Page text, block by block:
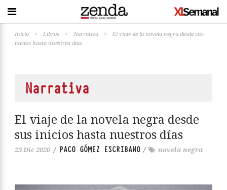
Inicio > Libros > Narrativa >
El viaje de la novela negra desde sus
inicios hasta nuestros días
Narrativa
El viaje de la novela negra desde
sus inicios hasta nuestros días
23 Dic 2020 / PACO GÓMEZ ESCRIBANO / novela negra